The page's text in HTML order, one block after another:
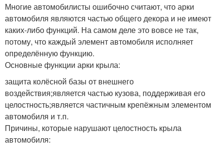
Многие автомобилисты ошибочно считают, что арки
автомобиля являются частью общего декора и не имеют
каких-либо функций. На самом деле это вовсе не так,
потому, что каждый элемент автомобиля исполняет
определённую функцию.
Основные функции арки крыла:
защита колёсной базы от внешнего
воздействия;является частью кузова, поддерживая его
целостность;является частичным крепёжным элементом
автомобиля и т.п.
Причины, которые нарушают целостность крыла
автомобиля: